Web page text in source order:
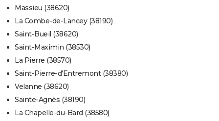
Massieu (38620)
La Combe-de-Lancey (38190)
Saint-Bueil (38620)
Saint-Maximin (38530)
La Pierre (38570)
Saint-Pierre-d'Entremont (38380)
Velanne (38620)
Sainte-Agnès (38190)
La Chapelle-du-Bard (38580)